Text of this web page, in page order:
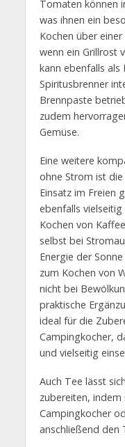
Tomaten können
was ihnen ein
Kochen über
wenn ein Grillrost
kann ebenfalls
Spiritusbrenner
Brennpaste
zudem
Gemüse.
Eine weitere
ohne Strom ist
Einsatz im Freien
ebenfalls
Kochen von
selbst bei
Energie der
zum Kochen von
nicht bei
praktische
ideal für die
Campingkocher,
und vielseitig
Auch Tee lässt
zubereiten,
Campingkocher
anschließend den